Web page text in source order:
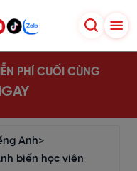
PHÍ CUỐI CÙNG
Anh>
biến học viên